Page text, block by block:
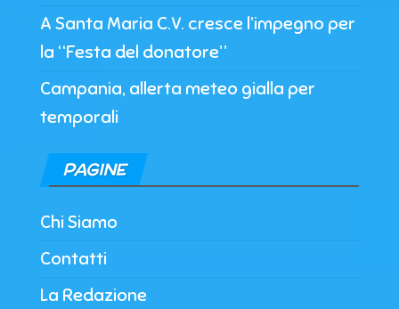
A Santa Maria C.V. cresce l’impegno per
la “Festa del donatore”
Campania, allerta meteo gialla per
temporali
PAGINE
Chi Siamo
Contatti
La Redazione